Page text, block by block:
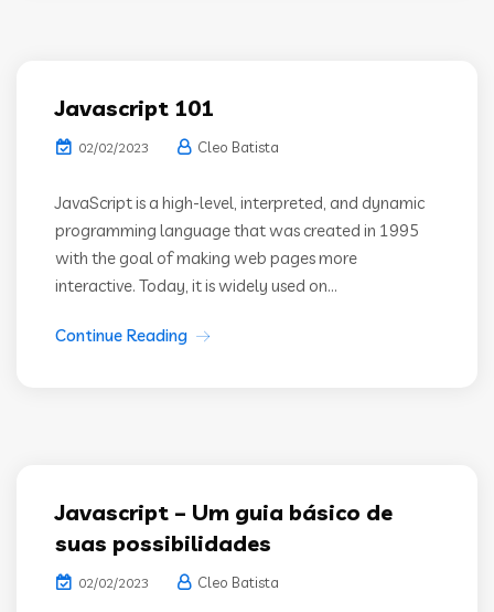
Javascript 101
02/02/2023 Cleo Batista
JavaScript is a high-level, interpreted, and dynamic
programming language that was created in 1995
with the goal of making web pages more
interactive. Today, it is widely used on...
Continue Reading
Javascript – Um guia básico de
suas possibilidades
02/02/2023 Cleo Batista